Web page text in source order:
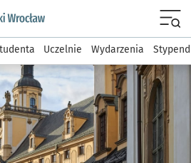
Uczelnie Wydarzenia